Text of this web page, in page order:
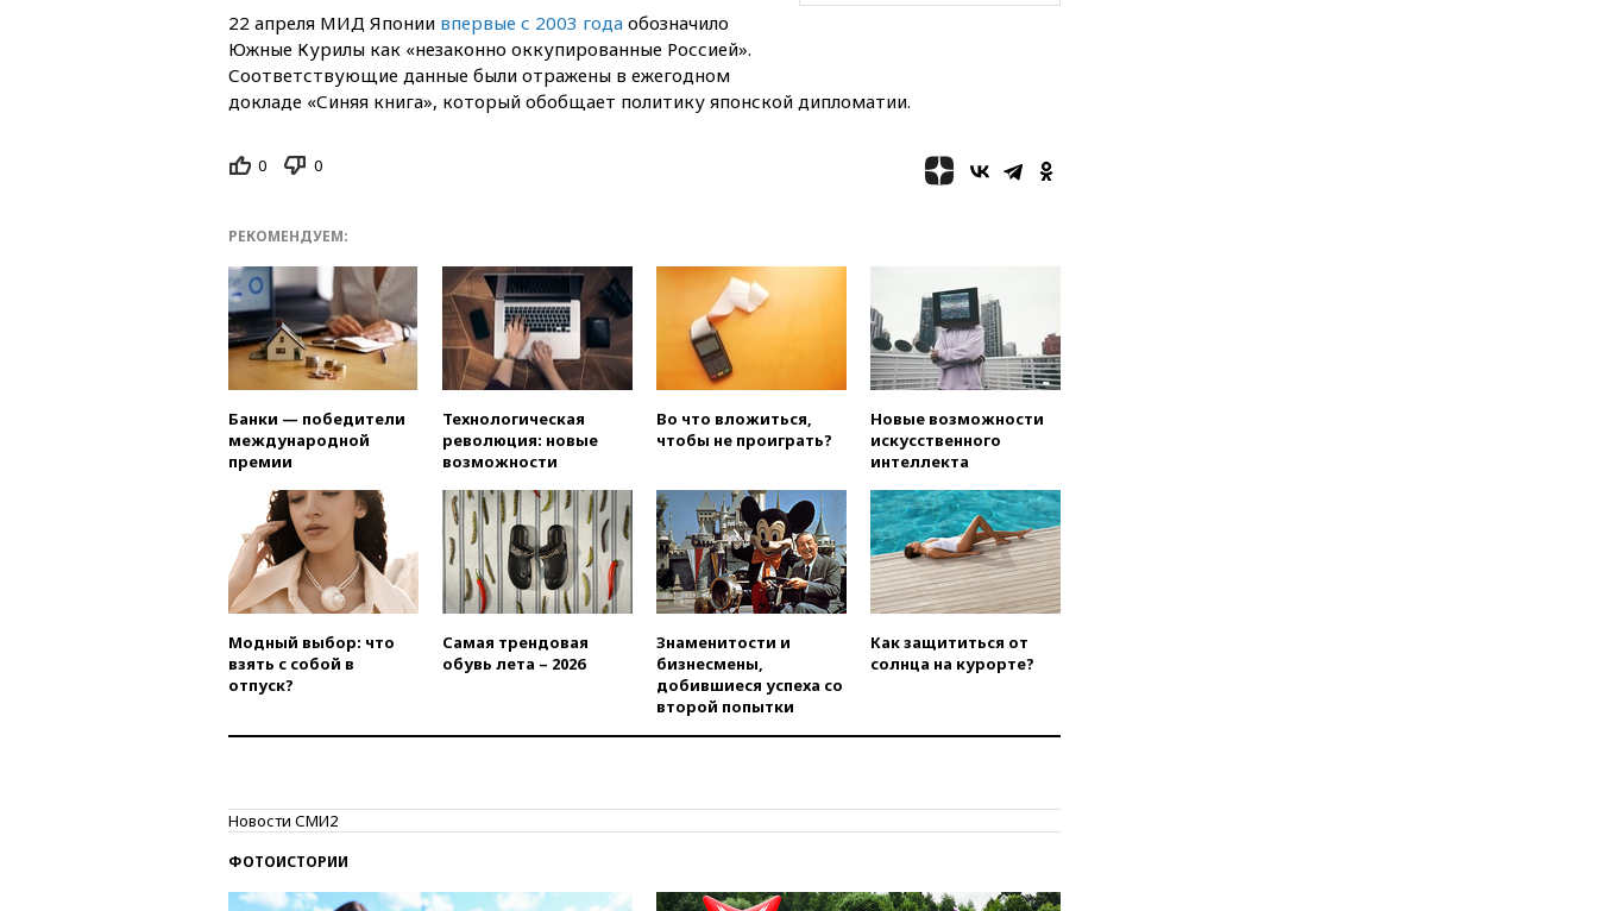
вчера, 22:22Минфин: в июле
Аксаков: ЦБ
вчера, 21:43
подтвердили, что конкурс
пройдет в Саудовской Аравии
вчера, 21:35Машков: в РФ
подготовили концепцию
искусства до 2035 года
вчера, 21:21 Правительство
РФ разрешило продажу
бензина старых
экологических классов
вчера, 21:15Путин обсудил с
Машковым 150-летие Союза
театральных деятелей
вчера, 20:47 Newsweek:
«взрывная» диарея охватила
47 из 50 штатов США
вчера, 20:20Третий комплект
золотых медалей выиграли на
22 апреля МИД Японии впервые с 2003 года обозначило
Южные Курилы как «незаконно оккупированные Россией».
Соответствующие данные были отражены в ежегодном
докладе «Синяя книга», который обобщает политику японской дипломатии.
0 0
РЕКОМЕНДУЕМ:
Банки — победители
международной
премии
Технологическая
революция: новые
возможности
Во что вложиться,
чтобы не проиграть?
Новые возможности
искусственного
интеллекта
Модный выбор: что
взять с собой в
отпуск?
Самая трендовая
обувь лета – 2026
Знаменитости и
бизнесмены,
добившиеся успеха со
второй попытки
Как защититься от
солнца на курорте?
Новости СМИ2
ФОТОИСТОРИИ